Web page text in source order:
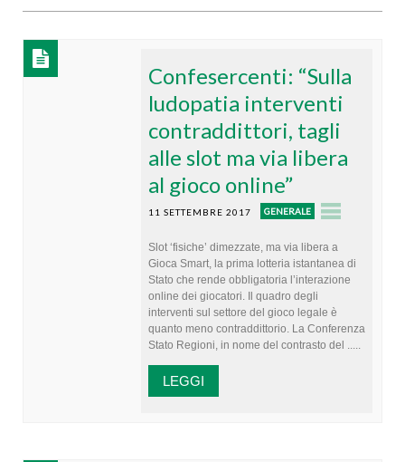
Confesercenti: “Sulla
ludopatia interventi
contraddittori, tagli
alle slot ma via libera
al gioco online”
11 SETTEMBRE 2017 GENERALE
Slot ‘fisiche’ dimezzate, ma via libera a
Gioca Smart, la prima lotteria istantanea di
Stato che rende obbligatoria l’interazione
online dei giocatori. Il quadro degli
interventi sul settore del gioco legale è
quanto meno contraddittorio. La Conferenza
Stato Regioni, in nome del contrasto del .....
LEGGI